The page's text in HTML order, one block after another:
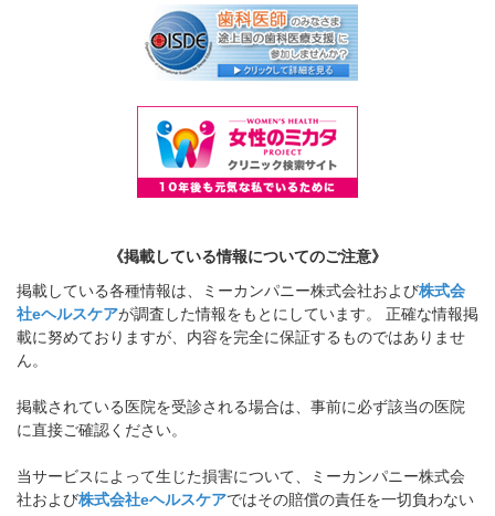
《掲載している情報についてのご注意》
掲載している各種情報は、ミーカンパニー株式会社および株式会
社eヘルスケアが調査した情報をもとにしています。 正確な情報掲
載に努めておりますが、内容を完全に保証するものではありませ
ん。
掲載されている医院を受診される場合は、事前に必ず該当の医院
に直接ご確認ください。
当サービスによって生じた損害について、ミーカンパニー株式会
社および株式会社eヘルスケアではその賠償の責任を一切負わない